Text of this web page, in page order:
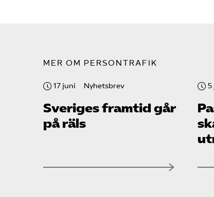
MER OM PERSONTRAFIK
17 juni Nyhetsbrev
Sveriges framtid går
på räls
5